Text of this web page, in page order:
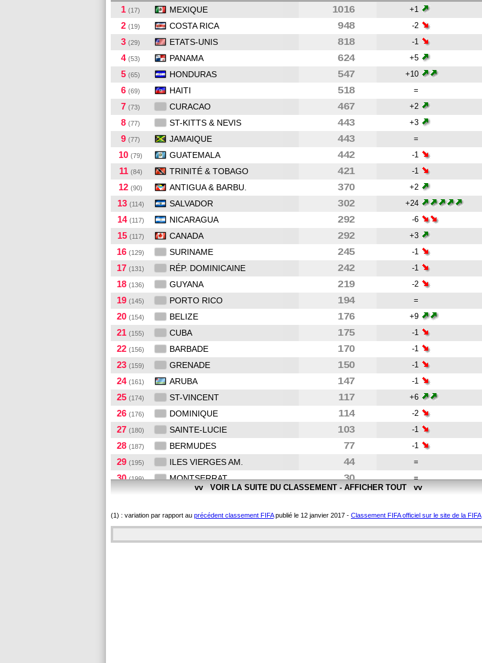
1 (17) MEXIQUE 1016 +1
2 (19) COSTA RICA 948 -2
3 (29) ETATS-UNIS 818 -1
4 (53) PANAMA 624 +5
5 (65) HONDURAS 547 +10
6 (69) HAITI 518 =
7 (73) CURACAO 467 +2
8 (77) ST-KITTS & NEVIS 443 +3
9 (77) JAMAIQUE 443 =
10 (79) GUATEMALA 442 -1
11 (84) TRINITÉ & TOBAGO 421 -1
12 (90) ANTIGUA & BARBU. 370 +2
13 (114) SALVADOR 302 +24
14 (117) NICARAGUA 292 -6
15 (117) CANADA 292 +3
16 (129) SURINAME 245 -1
17 (131) RÉP. DOMINICAINE 242 -1
18 (136) GUYANA 219 -2
19 (145) PORTO RICO 194 =
20 (154) BELIZE 176 +9
21 (155) CUBA 175 -1
22 (156) BARBADE 170 -1
23 (159) GRENADE 150 -1
24 (161) ARUBA 147 -1
25 (174) ST-VINCENT 117 +6
26 (176) DOMINIQUE 114 -2
27 (180) SAINTE-LUCIE 103 -1
28 (187) BERMUDES 77 -1
29 (195) ILES VIERGES AM. 44 =
30(199) MONTSERRAT 30 =
TURKS ET CAICOS
33(204) ILES VIERGES BR. 11 =
34(205) ANGUILLA 0 =
vv VOIR LA SUITE DU CLASSEMENT - AFFICHER TOUT vv
(1) : variation par rapport au précédent classement FIFApublié le 12 janvier 2017 - Classement FIFA officiel sur le site de la FIFA